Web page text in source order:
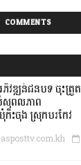
COMMENTS
វឌ្ឍន៍ជនបទ ចុះត្រួត
សុពលភាព
ចុង ស្រុកបរកែវ